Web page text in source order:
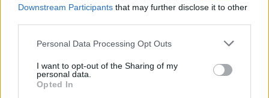
Downstream Participants that may further disclose it to other
Please note that this website/app uses one or more Google
not limited to your visit or usage behaviour. You may click to
grant or deny consent to Google and its third-party tags to
use your data for below specified purposes in below Google
Personal Data Processing Opt Outs
I want to opt-out of the Sharing of my
personal data.
Opted In